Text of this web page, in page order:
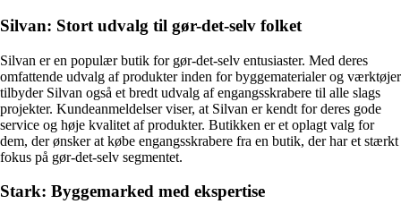
Silvan: Stort udvalg til gør-det-selv folket
Silvan er en populær butik for gør-det-selv entusiaster. Med deres
omfattende udvalg af produkter inden for byggematerialer og værktøjer
tilbyder Silvan også et bredt udvalg af engangsskrabere til alle slags
projekter. Kundeanmeldelser viser, at Silvan er kendt for deres gode
service og høje kvalitet af produkter. Butikken er et oplagt valg for
dem, der ønsker at købe engangsskrabere fra en butik, der har et stærkt
fokus på gør-det-selv segmentet.
Stark: Byggemarked med ekspertise